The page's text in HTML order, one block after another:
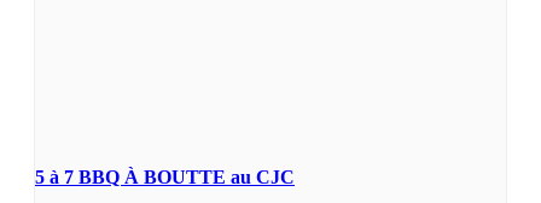
5 à 7 BBQ À BOUTTE au CJC